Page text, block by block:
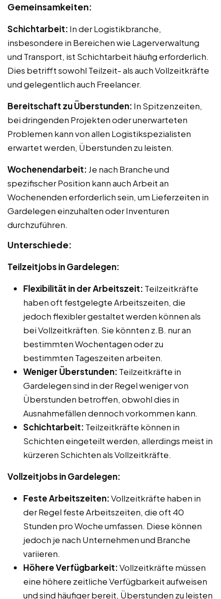
Gemeinsamkeiten:
Schichtarbeit: In der Logistikbranche,
insbesondere in Bereichen wie Lagerverwaltung
und Transport, ist Schichtarbeit häufig erforderlich.
Dies betrifft sowohl Teilzeit- als auch Vollzeitkräfte
und gelegentlich auch Freelancer.
Bereitschaft zu Überstunden: In Spitzenzeiten,
bei dringenden Projekten oder unerwarteten
Problemen kann von allen Logistikspezialisten
erwartet werden, Überstunden zu leisten.
Wochenendarbeit: Je nach Branche und
spezifischer Position kann auch Arbeit an
Wochenenden erforderlich sein, um Lieferzeiten in
Gardelegen einzuhalten oder Inventuren
durchzuführen.
Unterschiede:
Teilzeitjobs in Gardelegen:
Flexibilität in der Arbeitszeit: Teilzeitkräfte
haben oft festgelegte Arbeitszeiten, die
jedoch flexibler gestaltet werden können als
bei Vollzeitkräften. Sie könnten z.B. nur an
bestimmten Wochentagen oder zu
bestimmten Tageszeiten arbeiten.
Weniger Überstunden: Teilzeitkräfte in
Gardelegen sind in der Regel weniger von
Überstunden betroffen, obwohl dies in
Ausnahmefällen dennoch vorkommen kann.
Schichtarbeit: Teilzeitkräfte können in
Schichten eingeteilt werden, allerdings meist in
kürzeren Schichten als Vollzeitkräfte.
Vollzeitjobs in Gardelegen:
Feste Arbeitszeiten:Vollzeitkräfte haben in
der Regel feste Arbeitszeiten, die oft 40
Stunden pro Woche umfassen. Diese können
jedoch je nach Unternehmen und Branche
variieren.
Höhere Verfügbarkeit:Vollzeitkräfte müssen
eine höhere zeitliche Verfügbarkeit aufweisen
und sind häufiger bereit, Überstunden zu leisten